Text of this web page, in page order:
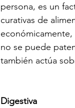
persona, es un
curativas de
no se puede
también actúa
Digestiva